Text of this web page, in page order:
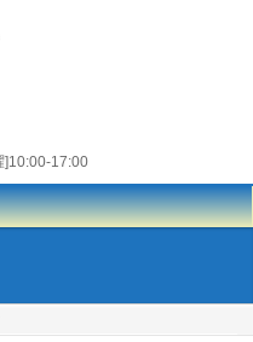
]10:00-17:00